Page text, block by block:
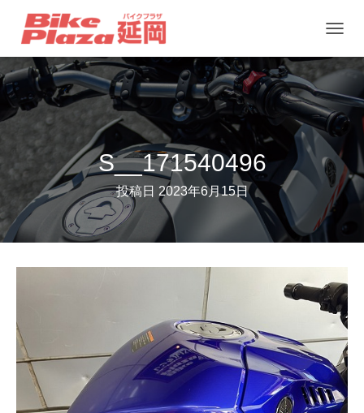
ビ
ー
シ
ョ
ン
を
り
え
S__171540496
投稿日 2023年6月15日